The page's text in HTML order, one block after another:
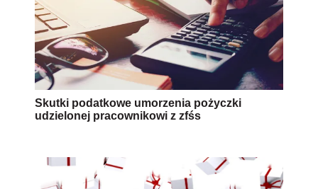
Skutki podatkowe umorzenia pożyczki
udzielonej pracownikowi z zfśs